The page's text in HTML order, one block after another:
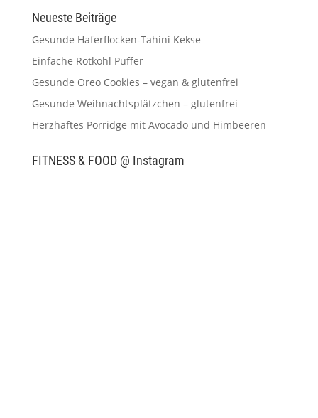
Neueste Beiträge
Gesunde Haferflocken-Tahini Kekse
Einfache Rotkohl Puffer
Gesunde Oreo Cookies – vegan & glutenfrei
Gesunde Weihnachtsplätzchen – glutenfrei
Herzhaftes Porridge mit Avocado und Himbeeren
FITNESS & FOOD @ Instagram